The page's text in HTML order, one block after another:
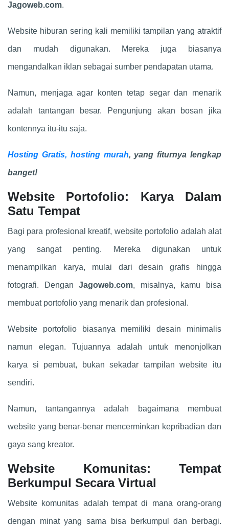
Jagoweb.com.
Website hiburan sering kali memiliki tampilan yang atraktif
dan mudah digunakan. Mereka juga biasanya
mengandalkan iklan sebagai sumber pendapatan utama.
Namun, menjaga agar konten tetap segar dan menarik
adalah tantangan besar. Pengunjung akan bosan jika
kontennya itu-itu saja.
Hosting Gratis, hosting murah, yang fiturnya lengkap
banget!
Website Portofolio: Karya Dalam
Satu Tempat
Bagi para profesional kreatif, website portofolio adalah alat
yang sangat penting. Mereka digunakan untuk
menampilkan karya, mulai dari desain grafis hingga
fotografi. DenganJagoweb.com, misalnya, kamu bisa
membuat portofolio yang menarik dan profesional.
Website portofolio biasanya memiliki desain minimalis
namun elegan. Tujuannya adalah untuk menonjolkan
karya si pembuat, bukan sekadar tampilan website itu
sendiri.
Namun, tantangannya adalah bagaimana membuat
website yang benar-benar mencerminkan kepribadian dan
gaya sang kreator.
Website Komunitas: Tempat
Berkumpul Secara Virtual
Website komunitas adalah tempat di mana orang-orang
dengan minat yang sama bisa berkumpul dan berbagi.